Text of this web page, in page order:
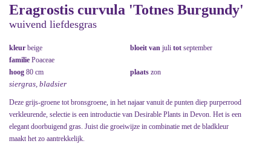
Eragrostis curvula 'Totnes Burgundy'
wuivend liefdesgras
kleur beige bloeit van juli tot september
familie Poaceae
hoog 80 cm plaats zon
siergras, bladsier
Deze grijs-groene tot bronsgroene, in het najaar vanuit de punten diep purperrood
verkleurende, selectie is een introductie van Desirable Plants in Devon. Het is een
elegant doorbuigend gras. Juist die groeiwijze in combinatie met de bladkleur
maakt het zo aantrekkelijk.